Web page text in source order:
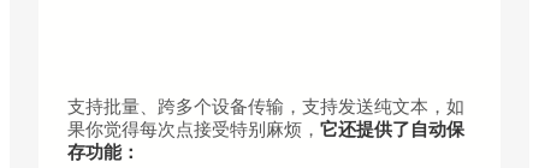
支持批量、跨多个设备传输，支持发送纯文本，如
果你觉得每次点接受特别麻烦， 它还提供了自动保
存功能：